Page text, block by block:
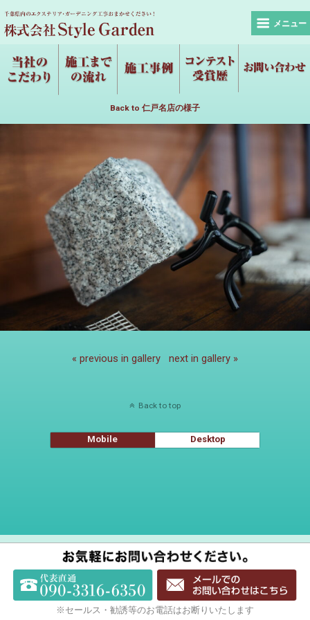
メニュー
Back to 仁戸名店の様子
« previous in gallery next in gallery »
Back to top
Mobile Desktop
※セールス・勧誘等のお電話はお断りいたします